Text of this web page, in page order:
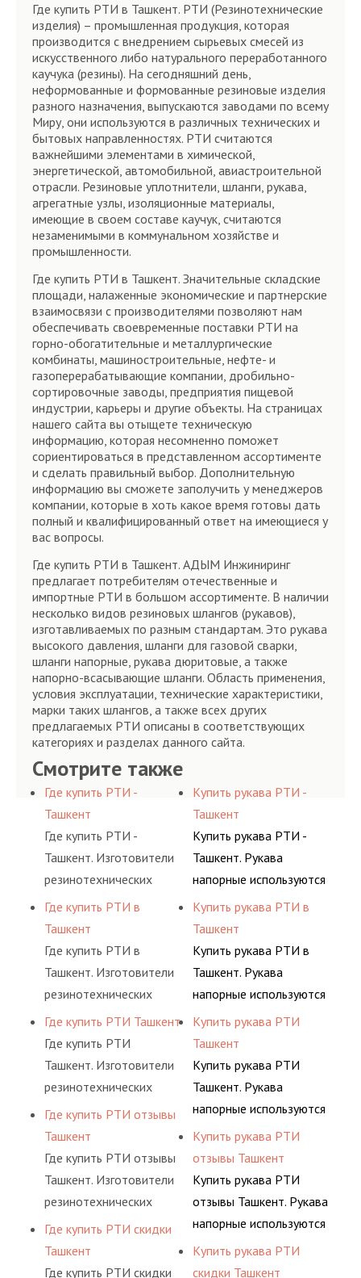
Где купить РТИ в Ташкент. РТИ (Резинотехнические
изделия) – промышленная продукция, которая
производится с внедрением сырьевых смесей из
искусственного либо натурального переработанного
каучука (резины). На сегодняшний день,
неформованные и формованные резиновые изделия
разного назначения, выпускаются заводами по всему
Миру, они используются в различных технических и
бытовых направленностях. РТИ считаются
важнейшими элементами в химической,
энергетической, автомобильной, авиастроительной
отрасли. Резиновые уплотнители, шланги, рукава,
агрегатные узлы, изоляционные материалы,
имеющие в своем составе каучук, считаются
незаменимыми в коммунальном хозяйстве и
промышленности.
Где купить РТИ в Ташкент. Значительные складские
площади, налаженные экономические и партнерские
взаимосвязи с производителями позволяют нам
обеспечивать своевременные поставки РТИ на
горно-обогатительные и металлургические
комбинаты, машиностроительные, нефте- и
газоперерабатывающие компании, дробильно-
сортировочные заводы, предприятия пищевой
индустрии, карьеры и другие объекты. На страницах
нашего сайта вы отыщете техническую
информацию, которая несомненно поможет
сориентироваться в представленном ассортименте
и сделать правильный выбор. Дополнительную
информацию вы сможете заполучить у менеджеров
компании, которые в хоть какое время готовы дать
полный и квалифицированный ответ на имеющиеся у
вас вопросы.
Где купить РТИ в Ташкент. АДЫМ Инжиниринг
предлагает потребителям отечественные и
импортные РТИ в большом ассортименте. В наличии
несколько видов резиновых шлангов (рукавов),
изготавливаемых по разным стандартам. Это рукава
высокого давления, шланги для газовой сварки,
шланги напорные, рукава дюритовые, а также
напорно-всасывающие шланги. Область применения,
условия эксплуатации, технические характеристики,
марки таких шлангов, а также всех других
предлагаемых РТИ описаны в соответствующих
категориях и разделах данного сайта.
Смотрите также
Где купить РТИ -
Ташкент
Где купить РТИ -
Ташкент. Изготовители
резинотехнических
изделий выпускают
широкий спектр
продукции из
натурального и
искусственного сырья,
искусственный и
природный каучук,
поливинилхлорид,
полиамид.
Где купить РТИ в
Ташкент
Где купить РТИ в
Ташкент. Изготовители
резинотехнических
изделий выпускают
широкий спектр
продукции из
натурального и
такого как:
природный каучук,
поливинилхлорид,
полиамид.
Где купить РТИ Ташкент
Где купить РТИ
Ташкент. Изготовители
резинотехнических
изделий выпускают
широкий спектр
продукции из
натурального и
искусственного сырья,
искусственный и
Где купить РТИ отзывы
Ташкент
Где купить РТИ отзывы
Ташкент. Изготовители
резинотехнических
изделий выпускают
широкий спектр
продукции из
Где купить РТИ скидки
Ташкент
Где купить РТИ скидки
Купить рукава РТИ -
Ташкент
Купить рукава РТИ -
Ташкент. Рукава
напорные используются
для подачи
газообразных и
жидкообразных частей.
Для придания
жесткости продукту
разнообразные каркасы
продольные слои,
располагающиеся под
заданным углом к
каркасному слою.
Купить рукава РТИ в
Ташкент
Купить рукава РТИ в
Ташкент. Рукава
напорные используются
для подачи
газообразных и
жидкообразных частей.
Для придания
жесткости продукту
разнообразные каркасы
продольные слои,
располагающиеся под
заданным углом к
каркасному слою.
Купить рукава РТИ
Ташкент
Купить рукава РТИ
Ташкент. Рукава
напорные используются
для подачи
газообразных и
жидкообразных частей.
Для придания
жесткости продукту
разнообразные каркасы
Купить рукава РТИ
отзывы Ташкент
Купить рукава РТИ
отзывы Ташкент. Рукава
напорные используются
для подачи
газообразных и
Купить рукава РТИ
скидки Ташкент